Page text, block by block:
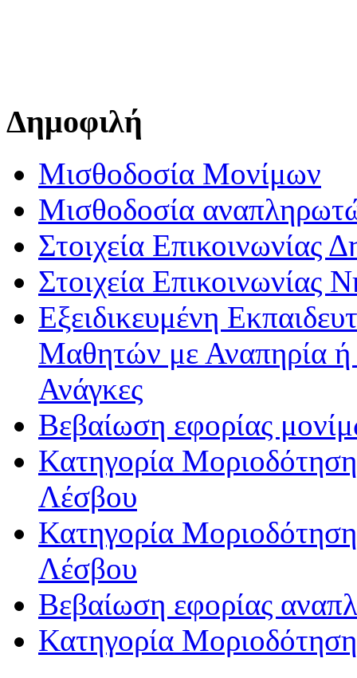
Δημοφιλή
Μισθοδοσία Μονίμων
Μισθοδοσία
Στοιχεία Επικοινωνίας
Στοιχεία Επικοινωνίας
Εξειδικευμένη
Μαθητών με Αναπηρία ή /
Ανάγκες
Βεβαίωση εφορίας
Κατηγορία
Λέσβου
Κατηγορία
Λέσβου
Βεβαίωση εφορίας
Κατηγορία